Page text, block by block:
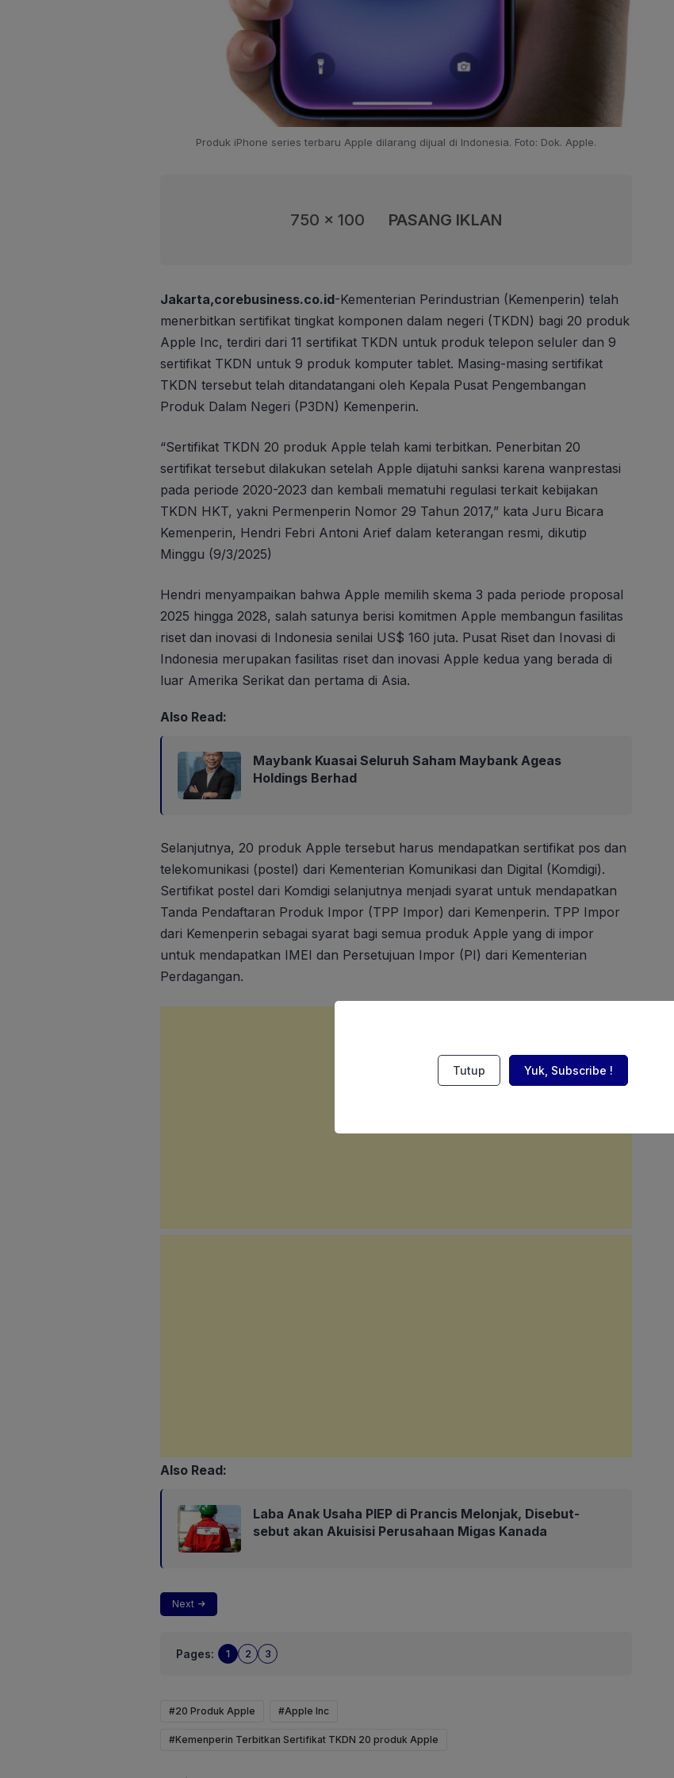
Produk iPhone series terbaru Apple dilarang dijual di Indonesia. Foto: Dok. Apple.
750 x 100 PASANG IKLAN
Jakarta,corebusiness.co.id-Kementerian Perindustrian (Kemenperin) telah
menerbitkan sertifikat tingkat komponen dalam negeri (TKDN) bagi 20 produk
Apple Inc, terdiri dari 11 sertifikat TKDN untuk produk telepon seluler dan 9
sertifikat TKDN untuk 9 produk komputer tablet. Masing-masing sertifikat
TKDN tersebut telah ditandatangani oleh Kepala Pusat Pengembangan
Produk Dalam Negeri (P3DN) Kemenperin.
“Sertifikat TKDN 20 produk Apple telah kami terbitkan. Penerbitan 20
sertifikat tersebut dilakukan setelah Apple dijatuhi sanksi karena wanprestasi
pada periode 2020-2023 dan kembali mematuhi regulasi terkait kebijakan
TKDN HKT, yakni Permenperin Nomor 29 Tahun 2017,” kata Juru Bicara
Kemenperin, Hendri Febri Antoni Arief dalam keterangan resmi, dikutip
Minggu (9/3/2025)
Hendri menyampaikan bahwa Apple memilih skema 3 pada periode proposal
2025 hingga 2028, salah satunya berisi komitmen Apple membangun fasilitas
riset dan inovasi di Indonesia senilai US$ 160 juta. Pusat Riset dan Inovasi di
Indonesia merupakan fasilitas riset dan inovasi Apple kedua yang berada di
luar Amerika Serikat dan pertama di Asia.
Also Read:
Maybank Kuasai Seluruh Saham Maybank Ageas
Holdings Berhad
Selanjutnya, 20 produk Apple tersebut harus mendapatkan sertifikat pos dan
telekomunikasi (postel) dari Kementerian Komunikasi dan Digital (Komdigi).
Sertifikat postel dari Komdigi selanjutnya menjadi syarat untuk mendapatkan
Tanda Pendaftaran Produk Impor (TPP Impor) dari Kemenperin. TPP Impor
dari Kemenperin sebagai syarat bagi semua produk Apple yang di impor
untuk mendapatkan IMEI dan Persetujuan Impor (PI) dari Kementerian
Perdagangan.
Also Read:
Laba Anak Usaha PIEP di Prancis Melonjak, Disebut-
sebut akan Akuisisi Perusahaan Migas Kanada
Next
Pages: 1 2 3
#20 Produk Apple #Apple Inc
#Kemenperin Terbitkan Sertifikat TKDN 20 produk Apple
Tutup Yuk, Subscribe !